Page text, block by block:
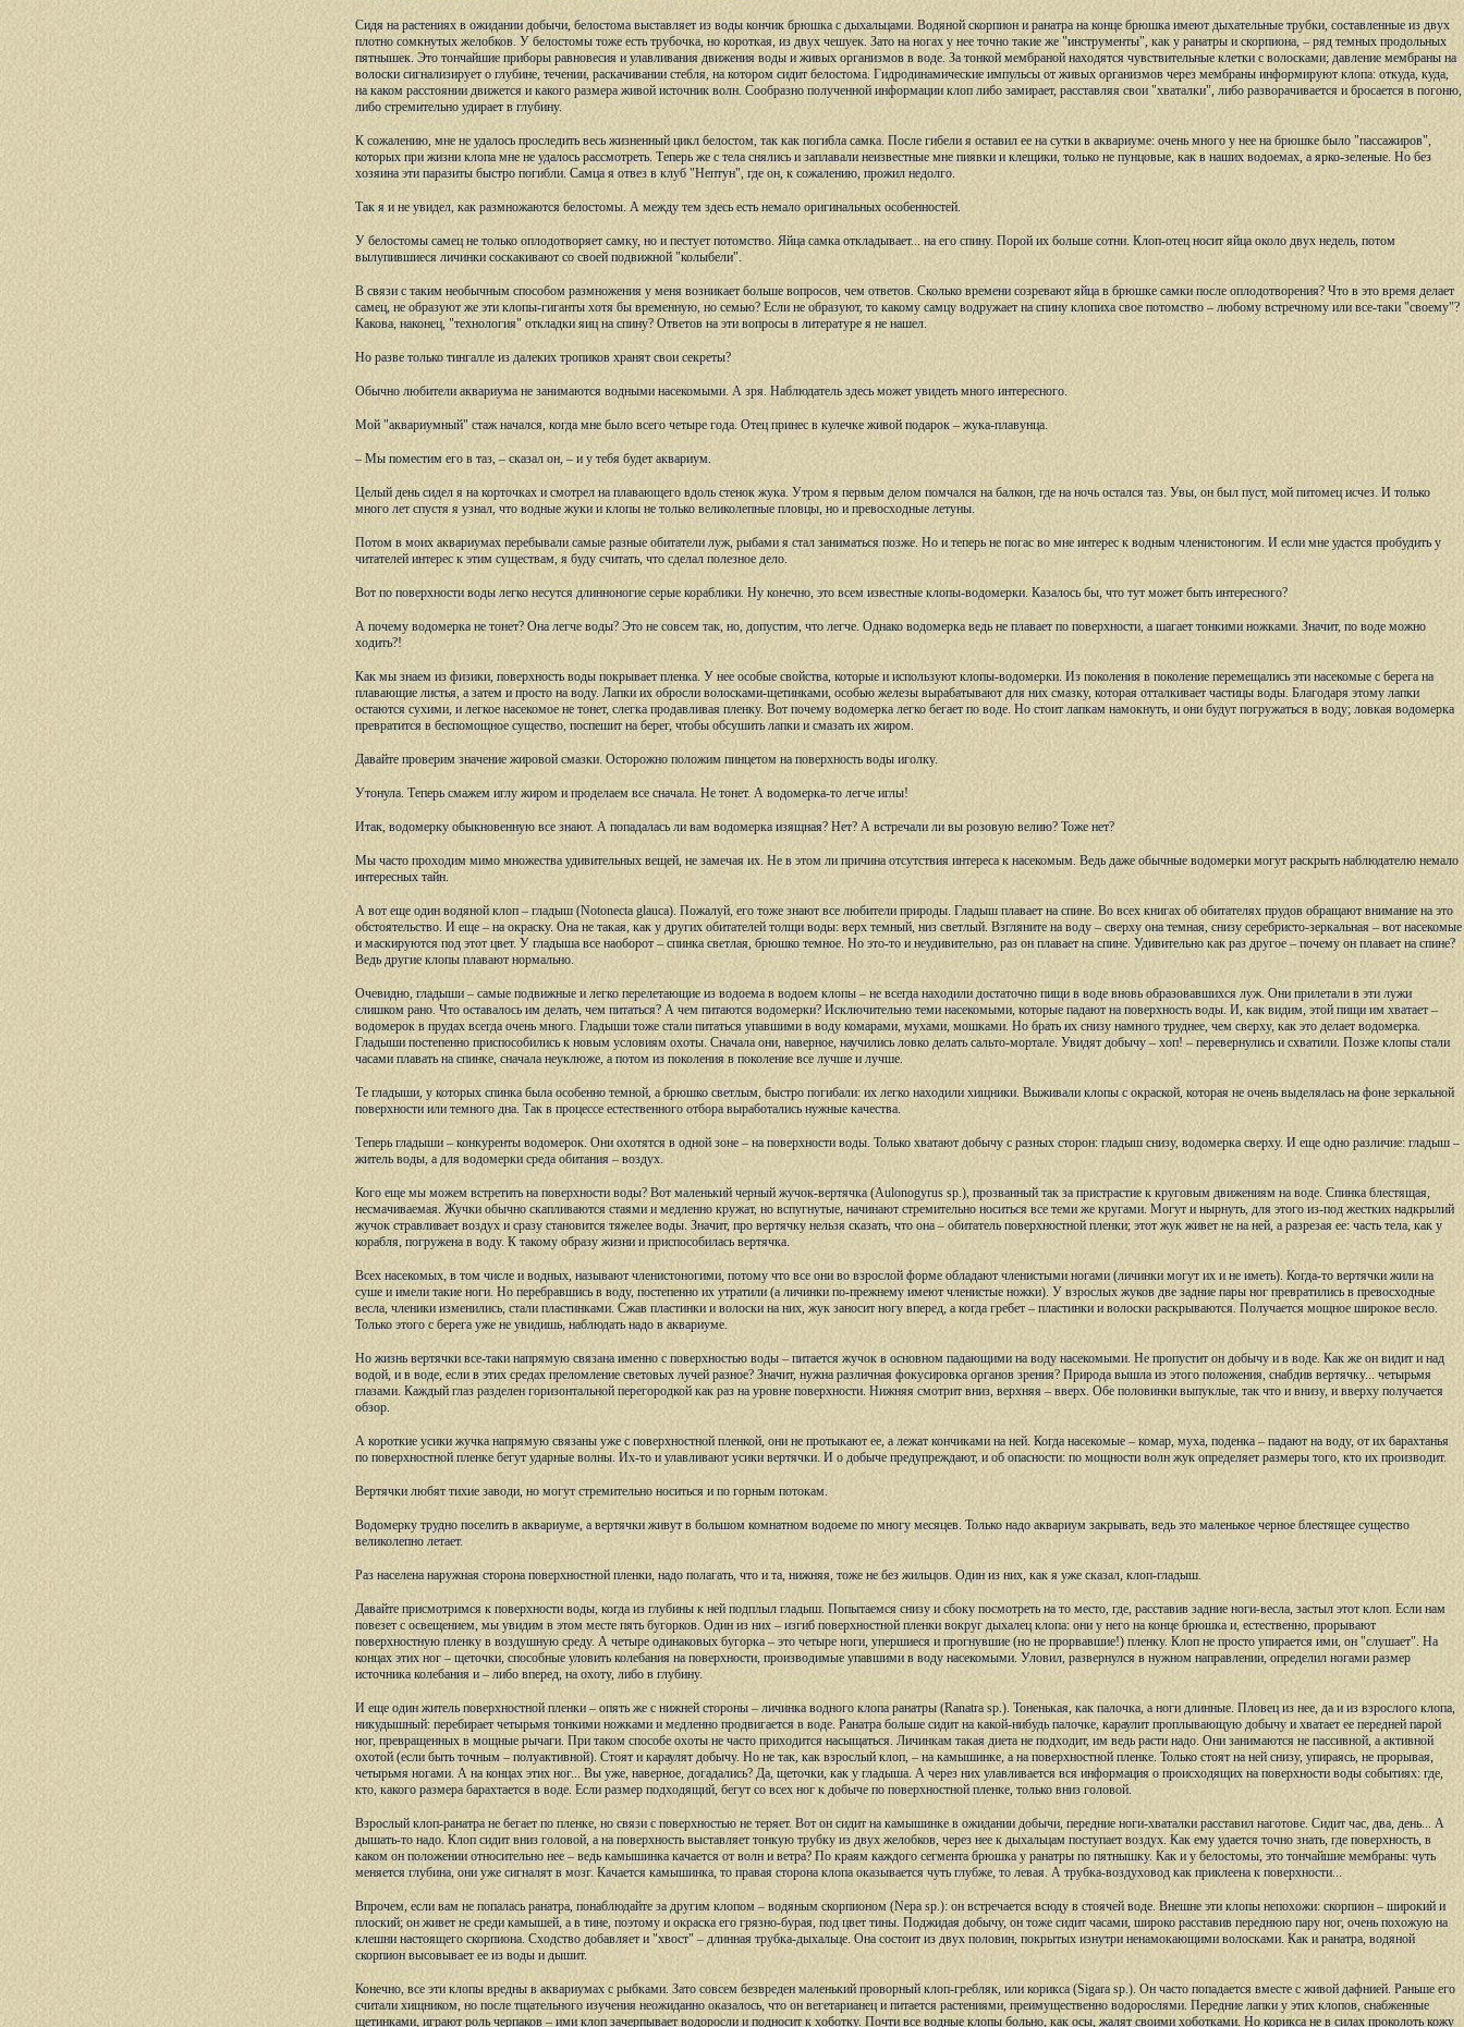
Сидя на растениях в ожидании добычи, белостома выставляет из воды кончик брюшка с дыхальцами. Водяной скорпион и ранатра на конце брюшка имеют дыхательные трубки, составленные из двух
плотно сомкнутых желобков. У белостомы тоже есть трубочка, но короткая, из двух чешуек. Зато на ногах у нее точно такие же "инструменты", как у ранатры и скорпиона, – ряд темных продольных
пятнышек. Это тончайшие приборы равновесия и улавливания движения воды и живых организмов в воде. За тонкой мембраной находятся чувствительные клетки с волосками; давление мембраны на
волоски сигнализирует о глубине, течении, раскачивании стебля, на котором сидит белостома. Гидродинамические импульсы от живых организмов через мембраны информируют клопа: откуда, куда,
на каком расстоянии движется и какого размера живой источник волн. Сообразно полученной информации клоп либо замирает, расставляя свои "хваталки", либо разворачивается и бросается в погоню,
либо стремительно удирает в глубину.
К сожалению, мне не удалось проследить весь жизненный цикл белостом, так как погибла самка. После гибели я оставил ее на сутки в аквариуме: очень много у нее на брюшке было "пассажиров",
которых при жизни клопа мне не удалось рассмотреть. Теперь же с тела снялись и заплавали неизвестные мне пиявки и клещики, только не пунцовые, как в наших водоемах, а ярко-зеленые. Но без
хозяина эти паразиты быстро погибли. Самца я отвез в клуб "Нептун", где он, к сожалению, прожил недолго.
Так я и не увидел, как размножаются белостомы. А между тем здесь есть немало оригинальных особенностей.
У белостомы самец не только оплодотворяет самку, но и пестует потомство. Яйца самка откладывает... на его спину. Порой их больше сотни. Клоп-отец носит яйца около двух недель, потом
вылупившиеся личинки соскакивают со своей подвижной "колыбели".
В связи с таким необычным способом размножения у меня возникает больше вопросов, чем ответов. Сколько времени созревают яйца в брюшке самки после оплодотворения? Что в это время делает
самец, не образуют же эти клопы-гиганты хотя бы временную, но семью? Если не образуют, то какому самцу водружает на спину клопиха свое потомство – любому встречному или все-таки "своему"?
Какова, наконец, "технология" откладки яиц на спину? Ответов на эти вопросы в литературе я не нашел.
Но разве только тингалле из далеких тропиков хранят свои секреты?
Обычно любители аквариума не занимаются водными насекомыми. А зря. Наблюдатель здесь может увидеть много интересного.
Мой "аквариумный" стаж начался, когда мне было всего четыре года. Отец принес в кулечке живой подарок – жука-плавунца.
– Мы поместим его в таз, – сказал он, – и у тебя будет аквариум.
Целый день сидел я на корточках и смотрел на плавающего вдоль стенок жука. Утром я первым делом помчался на балкон, где на ночь остался таз. Увы, он был пуст, мой питомец исчез. И только
много лет спустя я узнал, что водные жуки и клопы не только великолепные пловцы, но и превосходные летуны.
Потом в моих аквариумах перебывали самые разные обитатели луж, рыбами я стал заниматься позже. Но и теперь не погас во мне интерес к водным членистоногим. И если мне удастся пробудить у
читателей интерес к этим существам, я буду считать, что сделал полезное дело.
Вот по поверхности воды легко несутся длинноногие серые кораблики. Ну конечно, это всем известные клопы-водомерки. Казалось бы, что тут может быть интересного?
А почему водомерка не тонет? Она легче воды? Это не совсем так, но, допустим, что легче. Однако водомерка ведь не плавает по поверхности, а шагает тонкими ножками. Значит, по воде можно
ходить?!
Как мы знаем из физики, поверхность воды покрывает пленка. У нее особые свойства, которые и используют клопы-водомерки. Из поколения в поколение перемещались эти насекомые с берега на
плавающие листья, а затем и просто на воду. Лапки их обросли волосками-щетинками, особью железы вырабатывают для них смазку, которая отталкивает частицы воды. Благодаря этому лапки
остаются сухими, и легкое насекомое не тонет, слегка продавливая пленку. Вот почему водомерка легко бегает по воде. Но стоит лапкам намокнуть, и они будут погружаться в воду; ловкая водомерка
превратится в беспомощное существо, поспешит на берег, чтобы обсушить лапки и смазать их жиром.
Давайте проверим значение жировой смазки. Осторожно положим пинцетом на поверхность воды иголку.
Утонула. Теперь смажем иглу жиром и проделаем все сначала. Не тонет. А водомерка-то легче иглы!
Итак, водомерку обыкновенную все знают. А попадалась ли вам водомерка изящная? Нет? А встречали ли вы розовую велию? Тоже нет?
Мы часто проходим мимо множества удивительных вещей, не замечая их. Не в этом ли причина отсутствия интереса к насекомым. Ведь даже обычные водомерки могут раскрыть наблюдателю немало
интересных тайн.
А вот еще один водяной клоп – гладыш (Notonecta glauca). Пожалуй, его тоже знают все любители природы. Гладыш плавает на спине. Во всех книгах об обитателях прудов обращают внимание на это
обстоятельство. И еще – на окраску. Она не такая, как у других обитателей толщи воды: верх темный, низ светлый. Взгляните на воду – сверху она темная, снизу серебристо-зеркальная – вот насекомые
и маскируются под этот цвет. У гладыша все наоборот – спинка светлая, брюшко темное. Но это-то и неудивительно, раз он плавает на спине. Удивительно как раз другое – почему он плавает на спине?
Ведь другие клопы плавают нормально.
Очевидно, гладыши – самые подвижные и легко перелетающие из водоема в водоем клопы – не всегда находили достаточно пищи в воде вновь образовавшихся луж. Они прилетали в эти лужи
слишком рано. Что оставалось им делать, чем питаться? А чем питаются водомерки? Исключительно теми насекомыми, которые падают на поверхность воды. И, как видим, этой пищи им хватает –
водомерок в прудах всегда очень много. Гладыши тоже стали питаться упавшими в воду комарами, мухами, мошками. Но брать их снизу намного труднее, чем сверху, как это делает водомерка.
Гладыши постепенно приспособились к новым условиям охоты. Сначала они, наверное, научились ловко делать сальто-мортале. Увидят добычу – хоп! – перевернулись и схватили. Позже клопы стали
часами плавать на спинке, сначала неуклюже, а потом из поколения в поколение все лучше и лучше.
Те гладыши, у которых спинка была особенно темной, а брюшко светлым, быстро погибали: их легко находили хищники. Выживали клопы с окраской, которая не очень выделялась на фоне зеркальной
поверхности или темного дна. Так в процессе естественного отбора выработались нужные качества.
Теперь гладыши – конкуренты водомерок. Они охотятся в одной зоне – на поверхности воды. Только хватают добычу с разных сторон: гладыш снизу, водомерка сверху. И еще одно различие: гладыш –
житель воды, а для водомерки среда обитания – воздух.
Кого еще мы можем встретить на поверхности воды? Вот маленький черный жучок-вертячка (Aulonogyrus sp.), прозванный так за пристрастие к круговым движениям на воде. Спинка блестящая,
несмачиваемая. Жучки обычно скапливаются стаями и медленно кружат, но вспугнутые, начинают стремительно носиться все теми же кругами. Могут и нырнуть, для этого из-под жестких надкрылий
жучок стравливает воздух и сразу становится тяжелее воды. Значит, про вертячку нельзя сказать, что она – обитатель поверхностной пленки; этот жук живет не на ней, а разрезая ее: часть тела, как у
корабля, погружена в воду. К такому образу жизни и приспособилась вертячка.
Всех насекомых, в том числе и водных, называют членистоногими, потому что все они во взрослой форме обладают членистыми ногами (личинки могут их и не иметь). Когда-то вертячки жили на
суше и имели такие ноги. Но перебравшись в воду, постепенно их утратили (а личинки по-прежнему имеют членистые ножки). У взрослых жуков две задние пары ног превратились в превосходные
весла, членики изменились, стали пластинками. Сжав пластинки и волоски на них, жук заносит ногу вперед, а когда гребет – пластинки и волоски раскрываются. Получается мощное широкое весло.
Только этого с берега уже не увидишь, наблюдать надо в аквариуме.
Но жизнь вертячки все-таки напрямую связана именно с поверхностью воды – питается жучок в основном падающими на воду насекомыми. Не пропустит он добычу и в воде. Как же он видит и над
водой, и в воде, если в этих средах преломление световых лучей разное? Значит, нужна различная фокусировка органов зрения? Природа вышла из этого положения, снабдив вертячку... четырьмя
глазами. Каждый глаз разделен горизонтальной перегородкой как раз на уровне поверхности. Нижняя смотрит вниз, верхняя – вверх. Обе половинки выпуклые, так что и внизу, и вверху получается
обзор.
А короткие усики жучка напрямую связаны уже с поверхностной пленкой, они не протыкают ее, а лежат кончиками на ней. Когда насекомые – комар, муха, поденка – падают на воду, от их барахтанья
по поверхностной пленке бегут ударные волны. Их-то и улавливают усики вертячки. И о добыче предупреждают, и об опасности: по мощности волн жук определяет размеры того, кто их производит.
Вертячки любят тихие заводи, но могут стремительно носиться и по горным потокам.
Водомерку трудно поселить в аквариуме, а вертячки живут в большом комнатном водоеме по многу месяцев. Только надо аквариум закрывать, ведь это маленькое черное блестящее существо
великолепно летает.
Раз населена наружная сторона поверхностной пленки, надо полагать, что и та, нижняя, тоже не без жильцов. Один из них, как я уже сказал, клоп-гладыш.
Давайте присмотримся к поверхности воды, когда из глубины к ней подплыл гладыш. Попытаемся снизу и сбоку посмотреть на то место, где, расставив задние ноги-весла, застыл этот клоп. Если нам
повезет с освещением, мы увидим в этом месте пять бугорков. Один из них – изгиб поверхностной пленки вокруг дыхалец клопа: они у него на конце брюшка и, естественно, прорывают
поверхностную пленку в воздушную среду. А четыре одинаковых бугорка – это четыре ноги, упершиеся и прогнувшие (но не прорвавшие!) пленку. Клоп не просто упирается ими, он "слушает". На
концах этих ног – щеточки, способные уловить колебания на поверхности, производимые упавшими в воду насекомыми. Уловил, развернулся в нужном направлении, определил ногами размер
источника колебания и – либо вперед, на охоту, либо в глубину.
И еще один житель поверхностной пленки – опять же с нижней стороны – личинка водного клопа ранатры (Ranatra sp.). Тоненькая, как палочка, а ноги длинные. Пловец из нее, да и из взрослого клопа,
никудышный: перебирает четырьмя тонкими ножками и медленно продвигается в воде. Ранатра больше сидит на какой-нибудь палочке, караулит проплывающую добычу и хватает ее передней парой
ног, превращенных в мощные рычаги. При таком способе охоты не часто приходится насыщаться. Личинкам такая диета не подходит, им ведь расти надо. Они занимаются не пассивной, а активной
охотой (если быть точным – полуактивной). Стоят и караулят добычу. Но не так, как взрослый клоп, – на камышинке, а на поверхностной пленке. Только стоят на ней снизу, упираясь, не прорывая,
четырьмя ногами. А на концах этих ног... Вы уже, наверное, догадались? Да, щеточки, как у гладыша. А через них улавливается вся информация о происходящих на поверхности воды событиях: где,
кто, какого размера барахтается в воде. Если размер подходящий, бегут со всех ног к добыче по поверхностной пленке, только вниз головой.
Взрослый клоп-ранатра не бегает по пленке, но связи с поверхностью не теряет. Вот он сидит на камышинке в ожидании добычи, передние ноги-хваталки расставил наготове. Сидит час, два, день... А
дышать-то надо. Клоп сидит вниз головой, а на поверхность выставляет тонкую трубку из двух желобков, через нее к дыхальцам поступает воздух. Как ему удается точно знать, где поверхность, в
каком он положении относительно нее – ведь камышинка качается от волн и ветра? По краям каждого сегмента брюшка у ранатры по пятнышку. Как и у белостомы, это тончайшие мембраны: чуть
меняется глубина, они уже сигналят в мозг. Качается камышинка, то правая сторона клопа оказывается чуть глубже, то левая. А трубка-воздуховод как приклеена к поверхности...
Впрочем, если вам не попалась ранатра, понаблюдайте за другим клопом – водяным скорпионом (Nepa sp.): он встречается всюду в стоячей воде. Внешне эти клопы непохожи: скорпион – широкий и
плоский; он живет не среди камышей, а в тине, поэтому и окраска его грязно-бурая, под цвет тины. Поджидая добычу, он тоже сидит часами, широко расставив переднюю пару ног, очень похожую на
клешни настоящего скорпиона. Сходство добавляет и "хвост" – длинная трубка-дыхальце. Она состоит из двух половин, покрытых изнутри ненамокающими волосками. Как и ранатра, водяной
скорпион высовывает ее из воды и дышит.
Конечно, все эти клопы вредны в аквариумах с рыбками. Зато совсем безвреден маленький проворный клоп-гребляк, или корикса (Sigara sp.). Он часто попадается вместе с живой дафнией. Раньше его
считали хищником, но после тщательного изучения неожиданно оказалось, что он вегетарианец и питается растениями, преимущественно водорослями. Передние лапки у этих клопов, снабженные
щетинками, играют роль черпаков – ими клоп зачерпывает водоросли и подносит к хоботку. Почти все водные клопы больно, как осы, жалят своими хоботками. Но корикса не в силах проколоть кожу